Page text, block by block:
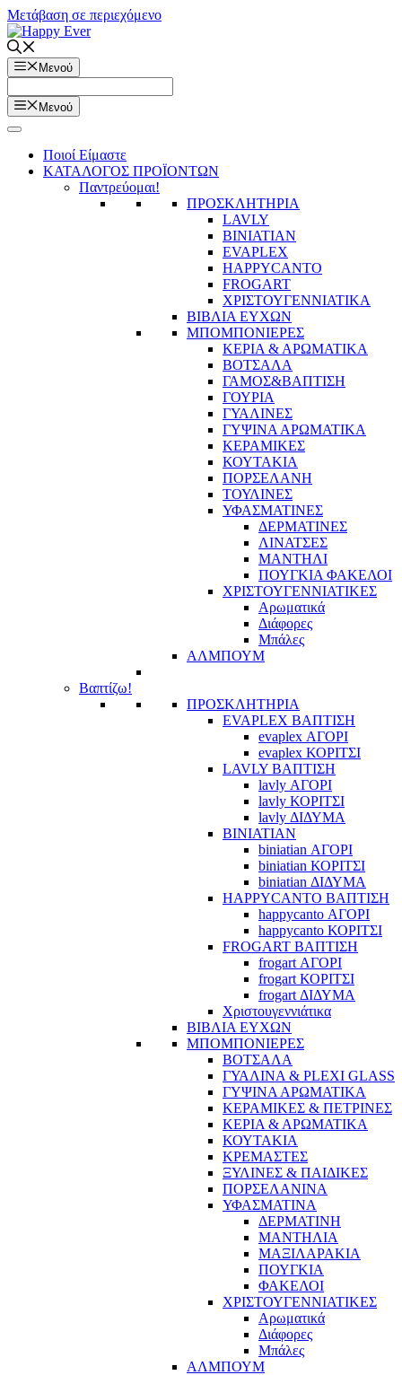
Μετάβαση σε περιεχόμενο
Μενού
Μενού
Ποιοί Είμαστε
ΚΑΤΑΛΟΓΟΣ ΠΡΟΪΟΝΤΩΝ
Παντρεύομαι!
ΠΡΟΣΚΛΗΤΗΡΙΑ
LAVLY
BINIATIAN
EVAPLEX
HAPPYCANTO
FROGART
ΧΡΙΣΤΟΥΓΕΝΝΙΑΤΙΚΑ
ΒΙΒΛΙΑ ΕΥΧΩΝ
ΜΠΟΜΠΟΝΙΕΡΕΣ
ΚΕΡΙΑ & ΑΡΩΜΑΤΙΚΑ
ΒΟΤΣΑΛΑ
ΓΑΜΟΣ&ΒΑΠΤΙΣΗ
ΓΟΥΡΙΑ
ΓΥΑΛΙΝΕΣ
ΓΥΨΙΝΑ ΑΡΩΜΑΤΙΚΑ
ΚΕΡΑΜΙΚΕΣ
ΚΟΥΤΑΚΙΑ
ΠΟΡΣΕΛΑΝΗ
ΤΟΥΛΙΝΕΣ
ΥΦΑΣΜΑΤΙΝΕΣ
ΔΕΡΜΑΤΙΝΕΣ
ΛΙΝΑΤΣΕΣ
ΜΑΝΤΗΛΙ
ΠΟΥΓΚΙΑ ΦΑΚΕΛΟΙ
ΧΡΙΣΤΟΥΓΕΝΝΙΑΤΙΚΕΣ
Αρωματικά
Διάφορες
Μπάλες
ΑΛΜΠΟΥΜ
Βαπτίζω!
ΠΡΟΣΚΛΗΤΗΡΙΑ
EVAPLEX ΒΑΠΤΙΣΗ
evaplex ΑΓΟΡΙ
evaplex ΚΟΡΙΤΣΙ
LAVLY ΒΑΠΤΙΣΗ
lavly ΑΓΟΡΙ
lavly ΚΟΡΙΤΣΙ
lavly ΔΙΔΥΜΑ
BINIATIAN
biniatian ΑΓΟΡΙ
biniatian ΚΟΡΙΤΣΙ
biniatian ΔΙΔΥΜΑ
HAPPYCANTO ΒΑΠΤΙΣΗ
happycanto ΑΓΟΡΙ
happycanto ΚΟΡΙΤΣΙ
FROGART ΒΑΠΤΙΣΗ
frogart ΑΓΟΡΙ
frogart ΚΟΡΙΤΣΙ
frogart ΔΙΔΥΜΑ
Χριστουγεννιάτικα
ΒΙΒΛΙΑ ΕΥΧΩΝ
ΜΠΟΜΠΟΝΙΕΡΕΣ
ΒΟΤΣΑΛΑ
ΓΥΑΛΙΝΑ & PLEXI GLASS
ΓΥΨΙΝΑ ΑΡΩΜΑΤΙΚΑ
ΚΕΡΑΜΙΚΕΣ & ΠΕΤΡΙΝΕΣ
ΚΕΡΙΑ & ΑΡΩΜΑΤΙΚΑ
ΚΟΥΤΑΚΙΑ
ΚΡΕΜΑΣΤΕΣ
ΞΥΛΙΝΕΣ & ΠΑΙΔΙΚΕΣ
ΠΟΡΣΕΛΑΝΙΝΑ
ΥΦΑΣΜΑΤΙΝA
ΔΕΡΜΑΤΙΝΗ
ΜΑΝΤΗΛΙΑ
ΜΑΞΙΛΑΡΑΚΙΑ
ΠΟΥΓΚΙΑ
ΦΑΚΕΛΟΙ
ΧΡΙΣΤΟΥΓΕΝΝΙΑΤΙΚΕΣ
Αρωματικά
Διάφορες
Μπάλες
ΑΛΜΠΟΥΜ